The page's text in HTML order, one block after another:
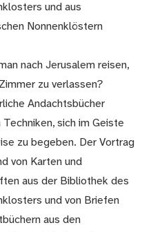
und aus
Nonnenklöstern
nach Jerusalem reisen,
zu verlassen?
Andachtsbücher
sich im Geiste
zu begeben. Der Vortrag
von Karten und
aus der Bibliothek des
und von Briefen
aus den